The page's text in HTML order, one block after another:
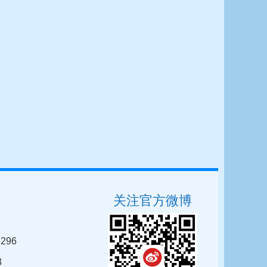
关注官方微博